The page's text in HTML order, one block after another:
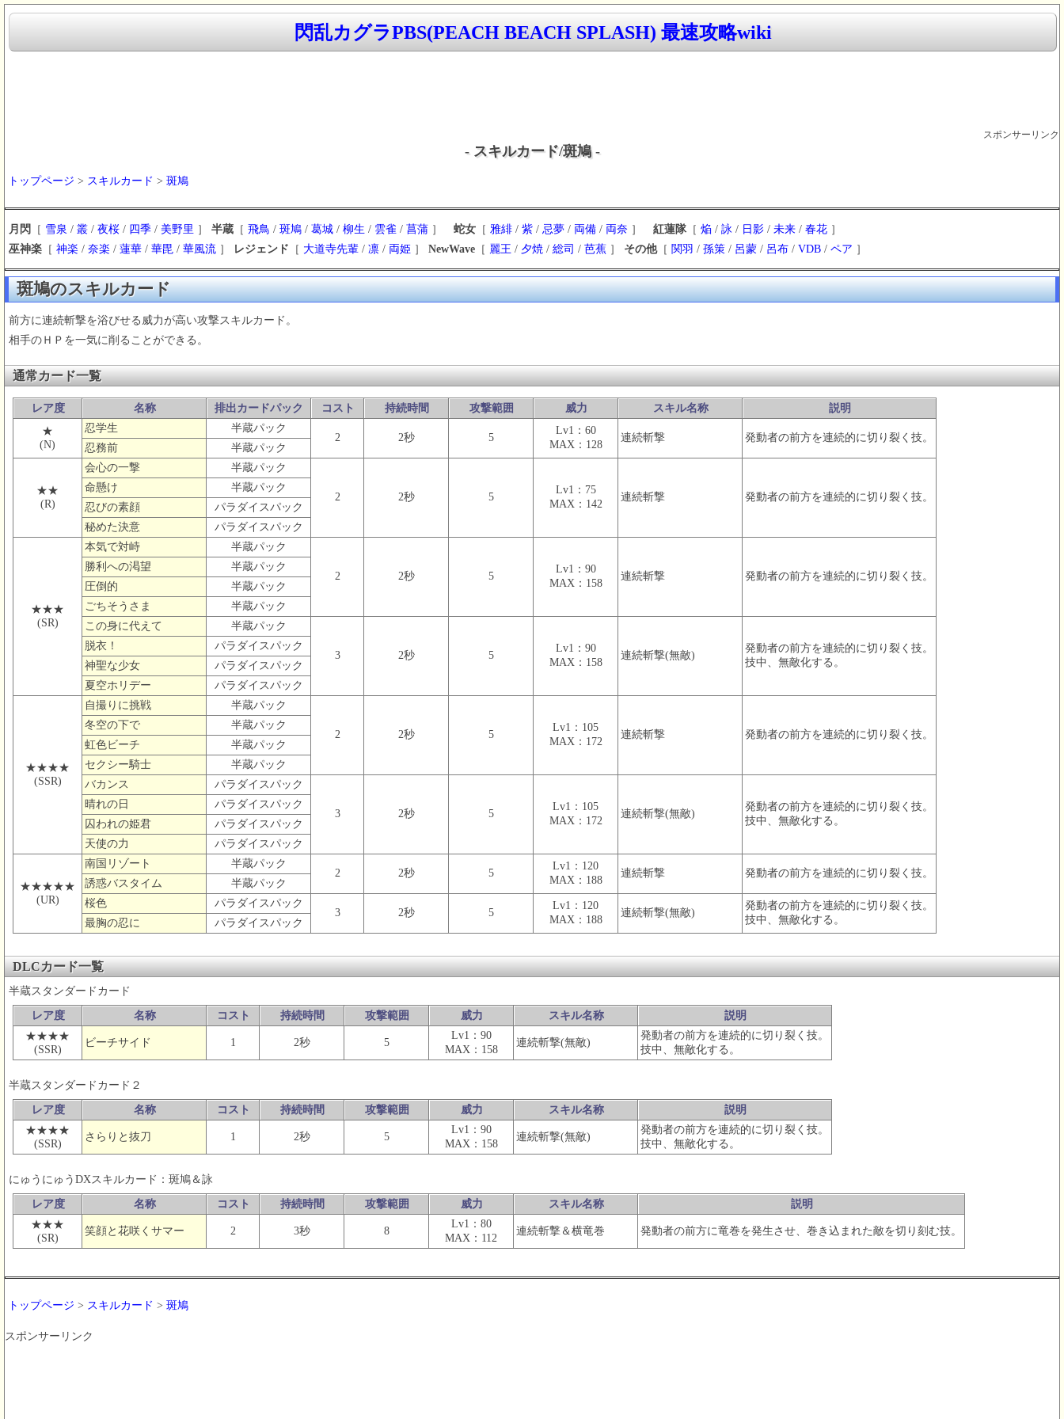
閃乱カグラPBS(PEACH BEACH SPLASH) 最速攻略wiki
スポンサーリンク
- スキルカード/斑鳩 -
トップページ > スキルカード > 斑鳩
月閃 ［ 雪泉 / 叢 / 夜桜 / 四季 / 美野里 ］ 半蔵 ［ 飛鳥 / 斑鳩 / 葛城 / 柳生 / 雲雀 / 菖蒲 ］ 蛇女 ［ 雅緋 / 紫 / 忌夢 / 両備 / 両奈 ］ 紅蓮隊 ［ 焔 / 詠 / 日影 / 未来 / 春花 ］
巫神楽 ［ 神楽 / 奈楽 / 蓮華 / 華毘 / 華風流 ］ レジェンド ［ 大道寺先輩 / 凛 / 両姫 ］ NewWave ［ 麗王 / 夕焼 / 総司 / 芭蕉 ］ その他［ 関羽 / 孫策 / 呂蒙 / 呂布 / VDB / ペア ］
斑鳩のスキルカード
前方に連続斬撃を浴びせる威力が高い攻撃スキルカード。
相手のＨＰを一気に削ることができる。
通常カード一覧
レア度 名称 排出カードパック コスト 持続時間 攻撃範囲 威力 スキル名称
説明
★
(N)
忍学生
半蔵パック
2
2秒 5
Lv1：60
MAX：128
連続斬撃
発動者の前方を連続的に切り裂く技。
忍務前
半蔵パック
★★
(R)
会心の一撃 半蔵パック
2 2秒 5
Lv1：75
MAX：142
連続斬撃 発動者の前方を連続的に切り裂く技。
命懸け
半蔵パック
忍びの素顔
パラダイスパック
秘めた決意
パラダイスパック
★★★
(SR)
本気で対峙 半蔵パック
2 2秒 5
Lv1：90
MAX：158
連続斬撃 発動者の前方を連続的に切り裂く技。
勝利への渇望
半蔵パック
圧倒的
半蔵パック
ごちそうさま
半蔵パック
この身に代えて
半蔵パック
3 2秒 5
Lv1：90
MAX：158
連続斬撃(無敵)
発動者の前方を連続的に切り裂く技。
技中、無敵化する。
脱衣！
パラダイスパック
神聖な少女
パラダイスパック
夏空ホリデー
パラダイスパック
★★★★
(SSR)
自撮りに挑戦 半蔵パック
2 2秒 5
Lv1：105
MAX：172
連続斬撃 発動者の前方を連続的に切り裂く技。
冬空の下で
半蔵パック
虹色ビーチ
半蔵パック
セクシー騎士
半蔵パック
バカンス
パラダイスパック
3 2秒 5
Lv1：105
MAX：172
連続斬撃(無敵)
発動者の前方を連続的に切り裂く技。
技中、無敵化する。
晴れの日
パラダイスパック
囚われの姫君
パラダイスパック
天使の力
パラダイスパック
★★★★★
(UR)
南国リゾート
半蔵パック
2
2秒 5
Lv1：120
MAX：188
連続斬撃
発動者の前方を連続的に切り裂く技。
誘惑バスタイム
半蔵パック
桜色
パラダイスパック
3
2秒 5
Lv1：120
MAX：188
連続斬撃(無敵)
発動者の前方を連続的に切り裂く技。
技中、無敵化する。
最胸の忍に パラダイスパック
DLCカード一覧
半蔵スタンダードカード
レア度 名称 コスト 持続時間 攻撃範囲 威力 スキル名称
説明
★★★★
(SSR)
ビーチサイド 1 2秒 5
Lv1：90
MAX：158
連続斬撃(無敵)
発動者の前方を連続的に切り裂く技。
技中、無敵化する。
半蔵スタンダードカード２
レア度 名称 コスト 持続時間 攻撃範囲 威力 スキル名称
説明
★★★★
(SSR)
さらりと抜刀 1 2秒 5
Lv1：90
MAX：158
連続斬撃(無敵)
発動者の前方を連続的に切り裂く技。
技中、無敵化する。
にゅうにゅうDXスキルカード：斑鳩＆詠
レア度 名称 コスト 持続時間 攻撃範囲 威力 スキル名称
説明
★★★
(SR)
笑顔と花咲くサマー 2 3秒 8
Lv1：80
MAX：112
連続斬撃＆横竜巻 発動者の前方に竜巻を発生させ、巻き込まれた敵を切り刻む技。
トップページ > スキルカード > 斑鳩
スポンサーリンク